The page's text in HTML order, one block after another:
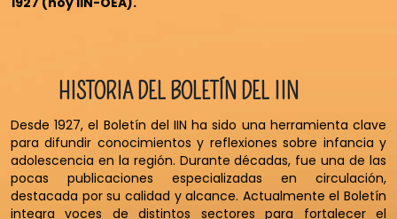
HISTORIA DEL BOLETÍN DEL IIN
Desde 1927, el Boletín del IIN ha sido una herramienta clave
para difundir conocimientos y reflexiones sobre infancia y
adolescencia en la región. Durante décadas, fue una de las
pocas publicaciones especializadas en circulación,
destacada por su calidad y alcance. Actualmente el Boletín
integra voces de distintos sectores para fortalecer el